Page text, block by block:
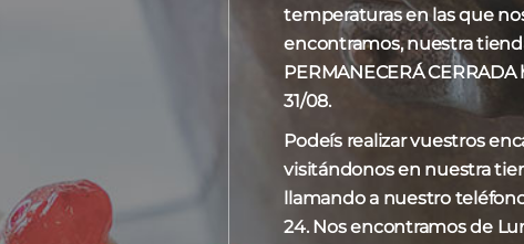
temperaturas en las que
encontramos, nuestra
PERMANECERÁ
31/08.
Podeís realizar vuestros
visitándonos en nuestra
llamando a nuestro
24. Nos encontramos de